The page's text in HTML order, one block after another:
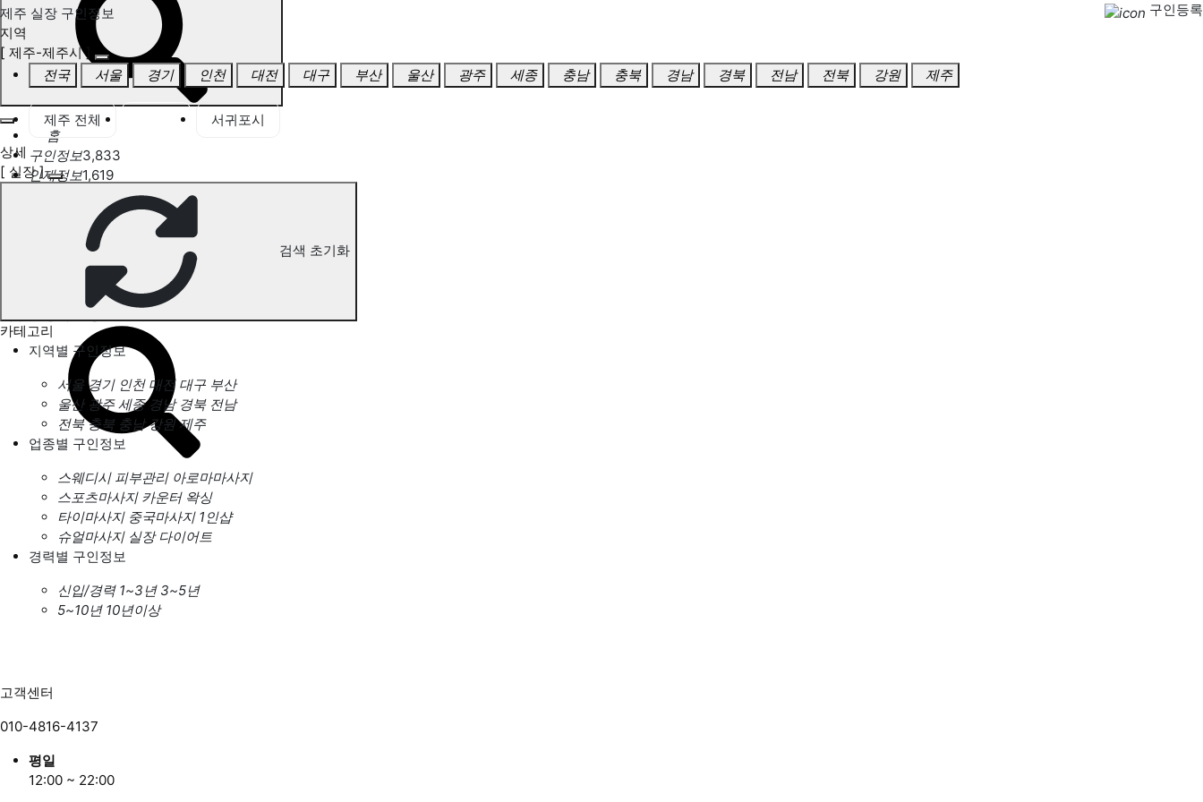
홈
구인정보3,833
인재정보1,619
고객센터
전국업체정보 마사지가이드
업체 서비스 관리
개인 서비스 관리
제주 실장 구인정보
구인등록
지역
[ 제주-제주시 ]
전국
서울 경기 인천 대전 대구 부산 울산 광주 세종 충남 충북 경남 경북 전남 전북 강원 제주
제주 전체
서귀포시
상세
[ 실장 ]
검색 초기화
카테고리
지역별 구인정보
서울 경기 인천 대전 대구 부산
울산 광주 세종 경남 경북 전남
전북 충북 충남 강원 제주
업종별 구인정보
스웨디시 피부관리 아로마마사지
스포츠마사지 카운터 왁싱
타이마사지 중국마사지 1인샵
슈얼마사지 실장 다이어트
경력별 구인정보
신입/경력 1~3년 3~5년
5~10년 10년이상
고객센터
010-4816-4137
평일
12:00 ~ 22:00